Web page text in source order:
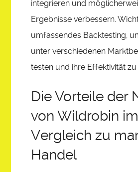
integrieren und
Ergebnisse verbessern.
umfassendes Backtesting,
unter verschiedenen
testen und ihre Effektivität
Die Vorteile der
von Wildrobin im
Vergleich zu
Handel